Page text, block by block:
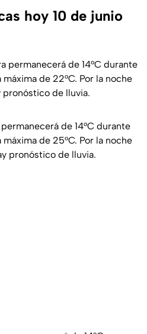
hoy 10 de junio
permanecerá de 14°C durante
máxima de 22°C. Por la noche
pronóstico de lluvia.
de 14°C durante
máxima de 25°C. Por la noche
pronóstico de lluvia.